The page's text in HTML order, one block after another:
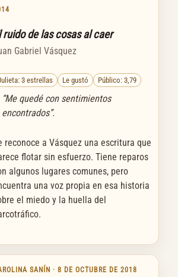
ruido de las cosas al caer
Gabriel Vásquez
3 estrellas Le gustó Público: 3,79
“Me quedé con sentimientos
encontrados”.
reconoce a Vásquez una escritura que
flotar sin esfuerzo. Tiene reparos
algunos lugares comunes, pero
una voz propia en esa historia
el miedo y la huella del
SANÍN · 8 DE OCTUBRE DE 2018